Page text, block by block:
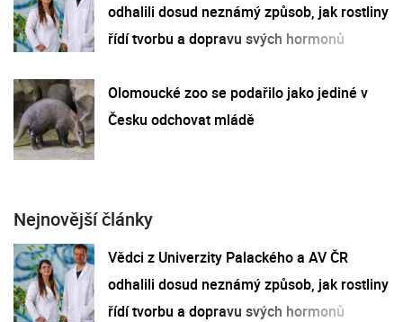
odhalili dosud neznámý způsob, jak rostliny
řídí tvorbu a dopravu svých hormonů
Olomoucké zoo se podařilo jako jediné v
Česku odchovat mládě
Nejnovější články
Vědci z Univerzity Palackého a AV ČR
odhalili dosud neznámý způsob, jak rostliny
řídí tvorbu a dopravu svých hormonů